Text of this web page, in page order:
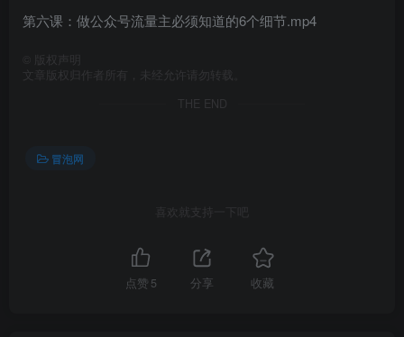
第六课：做公众号流量主必须知道的6个细节.mp4
版权声明
文章版权归作者所有，未经允许请勿转载。
THE END
冒泡网
喜欢就支持一下吧
点赞 5 分享 收藏